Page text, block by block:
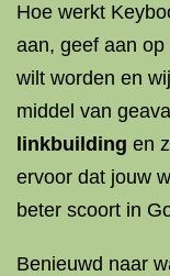
Hoe werkt
aan, geef aan
wilt worden en
middel van
linkbuilding en
ervoor dat jouw
beter scoort in
Benieuwd naar